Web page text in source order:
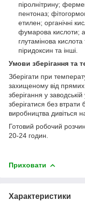
піролнітрину;
пентоназ;
етилен; органічні
фумарова кислоти;
глутамінова кислота
піридоксин та інші.
Умови зберігання та
Зберігати при
захищеному від прямих
зберігання у
зберігатися без втрати
виробництва дивіться
Готовий робочий
20-24 годин.
Приховати
Характеристики